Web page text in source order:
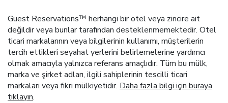
Guest Reservations™ herhangi bir otel veya zincire ait
değildir veya bunlar tarafından desteklenmemektedir. Otel
ticari markalarının veya bilgilerinin kullanımı, müşterilerin
tercih ettikleri seyahat yerlerini belirlemelerine yardımcı
olmak amacıyla yalnızca referans amaçlıdır. Tüm bu mülk,
marka ve şirket adları, ilgili sahiplerinin tescilli ticari
markaları veya fikri mülkiyetidir. Daha fazla bilgi için buraya
tıklayın.